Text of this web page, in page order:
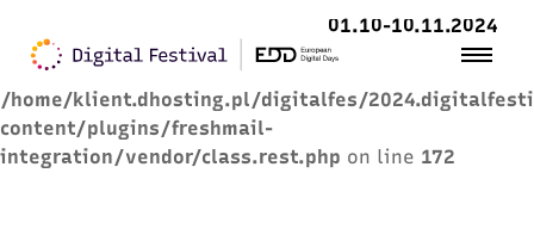
Warning : Trying to access array offset on value of
type null in
/home/klient.dhosting.pl/digitalfes/
content/plugins/freshmail-
integration/vendor/class.rest.php on line 172
01.10-10.11.2024